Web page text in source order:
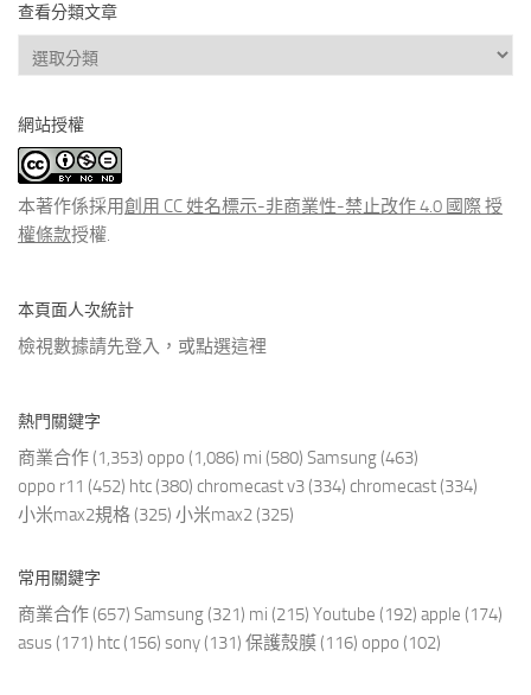
查看分類文章
查
看
類
文
章
網站授權
本著作係採用創用 CC 姓名標示-非商業性-禁止改作 4.0 國際 授
權條款授權.
本頁面人次統計
檢視數據請先登入，或點選這裡
熱門關鍵字
商業合作 (1,353) oppo (1,086) mi (580) Samsung (463)
oppo r11 (452) htc (380) chromecast v3 (334) chromecast (334)
小米max2規格 (325) 小米max2 (325)
常用關鍵字
商業合作 (657) Samsung (321) mi (215) Youtube (192) apple (174)
asus (171) htc (156) sony (131) 保護殼膜 (116) oppo (102)